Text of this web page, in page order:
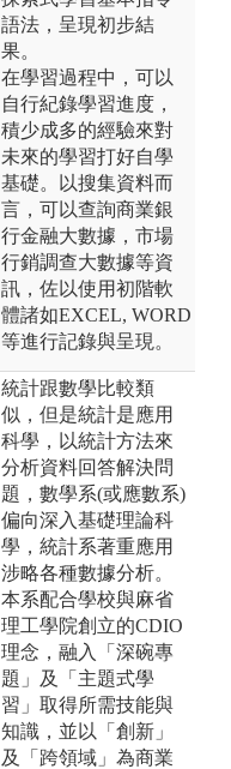
語法，呈現初步結
果。
在學習過程中，可以
自行紀錄學習進度，
積少成多的經驗來對
未來的學習打好自學
基礎。以搜集資料而
言，可以查詢商業銀
行金融大數據，市場
行銷調查大數據等資
訊，佐以使用初階軟
體諸如EXCEL, WORD
等進行記錄與呈現。
統計跟數學比較類
似，但是統計是應用
科學，以統計方法來
分析資料回答解決問
題，數學系(或應數系)
偏向深入基礎理論科
學，統計系著重應用
涉略各種數據分析。
本系配合學校與麻省
理工學院創立的CDIO
理念，融入「深碗專
題」及「主題式學
習」取得所需技能與
知識，並以「創新」
及「跨領域」為商業